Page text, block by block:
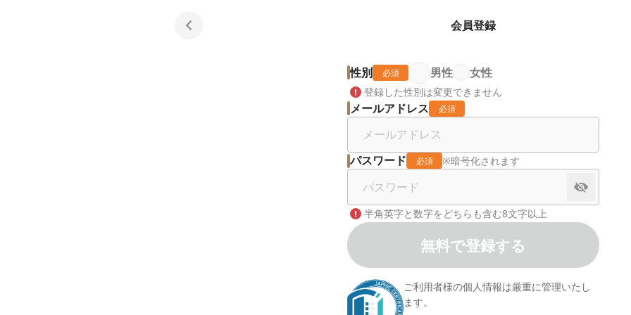
会員登録
性別 必須 男性 女性
登録した性別は変更できません
メールアドレス 必須
パスワード 必須 ※暗号化されます
半角英字と数字をどちらも含む8文字以上
無料で登録する
ご利用者様の個人情報は厳重に管理いたし
ます。